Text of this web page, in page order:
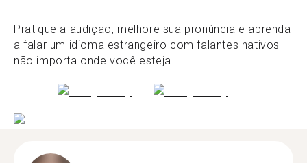
Pratique a audição, melhore sua pronúncia e aprenda
a falar um idioma estrangeiro com falantes nativos -
não importa onde você esteja.